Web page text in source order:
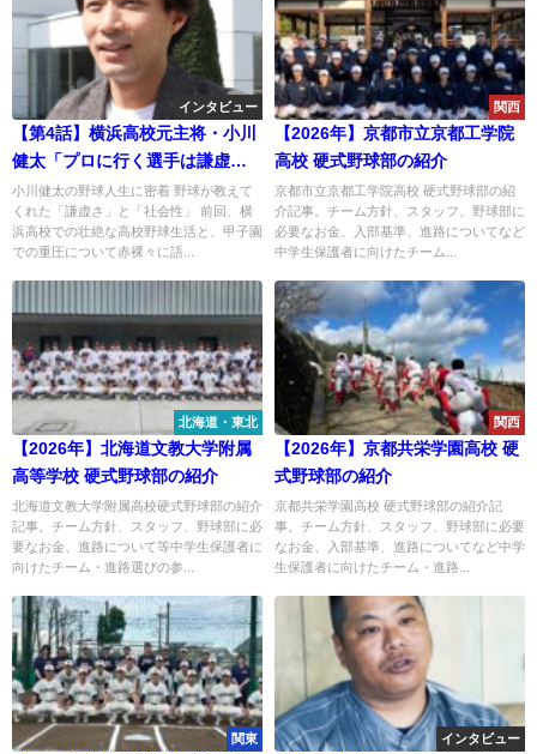
インタビュー
【第4話】横浜高校元主将・小川
健太「プロに行く選手は謙虚で
貪欲」 挫折から用具無償提供
の活動へ
小川健太の野球人生に密着 野球が教えて
くれた「謙虚さ」と「社会性」 前回、横
浜高校での壮絶な高校野球生活と、甲子園
での重圧について赤裸々に語...
関西
【2026年】京都市立京都工学院
高校 硬式野球部の紹介
京都市立京都工学院高校 硬式野球部の紹
介記事。チーム方針、スタッフ、野球部に
必要なお金、入部基準、進路についてなど
中学生保護者に向けたチーム...
北海道・東北
【2026年】北海道文教大学附属
高等学校 硬式野球部の紹介
北海道文教大学附属高校硬式野球部の紹介
記事。チーム方針、スタッフ、野球部に必
要なお金、進路について等中学生保護者に
向けたチーム・進路選びの参...
関西
【2026年】京都共栄学園高校 硬
式野球部の紹介
京都共栄学園高校 硬式野球部の紹介記
事。チーム方針、スタッフ、野球部に必要
なお金、入部基準、進路についてなど中学
生保護者に向けたチーム・進路...
関東 インタビュー